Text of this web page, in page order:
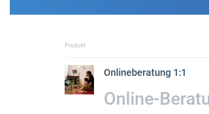
Produkt
Onlineberatung 1:1
Online-